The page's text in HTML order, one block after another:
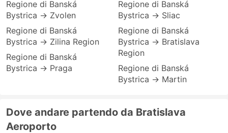
Regione di Banská
Bystrica → Zvolen
Regione di Banská
Bystrica → Zilina Region
Regione di Banská
Bystrica → Praga
Regione di Banská
Bystrica → Sliac
Regione di Banská
Bystrica → Bratislava
Region
Regione di Banská
Bystrica → Martin
Dove andare partendo da Bratislava
Aeroporto